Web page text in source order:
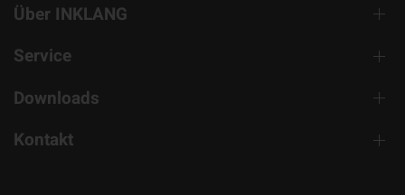
Über INKLANG
Service
Downloads
Kontakt